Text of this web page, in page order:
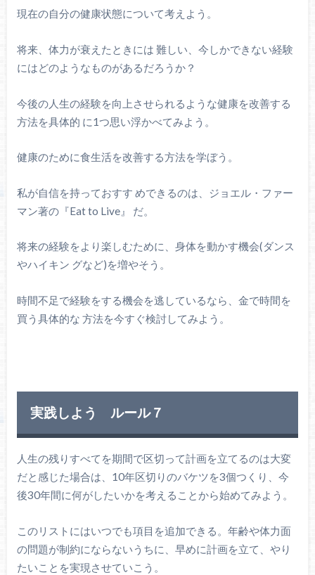
現在の自分の健康状態について考えよう。
将来、体力が衰えたときには 難しい、今しかできない経験
にはどのようなものがあるだろうか？
今後の人生の経験を向上させられるような健康を改善する
方法を具体的 に1つ思い浮かべてみよう。
健康のために食生活を改善する方法を学ぼう。
私が自信を持っておすす めできるのは、ジョエル・ファー
マン著の『Eat to Live』 だ。
将来の経験をより楽しむために、身体を動かす機会(ダンス
やハイキン グなど)を増やそう。
時間不足で経験をする機会を逃しているなら、金で時間を
買う具体的な 方法を今すぐ検討してみよう。
実践しよう ルール７
人生の残りすべてを期間で区切って計画を立てるのは大変
だと感じた場合は、10年区切りのバケツを3個つくり、今
後30年間に何がしたいかを考えることから始めてみよう。
このリストにはいつでも項目を追加できる。年齢や体力面
の問題が制約にならないうちに、早めに計画を立て、やり
たいことを実現させていこう。